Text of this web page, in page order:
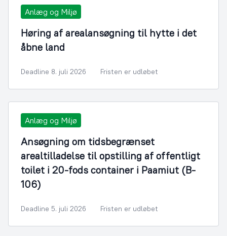
Anlæg og Miljø
Høring af arealansøgning til hytte i det
åbne land
Deadline 8. juli 2026 Fristen er udløbet
Anlæg og Miljø
Ansøgning om tidsbegrænset
arealtilladelse til opstilling af offentligt
toilet i 20-fods container i Paamiut (B-
106)
Deadline 5. juli 2026 Fristen er udløbet